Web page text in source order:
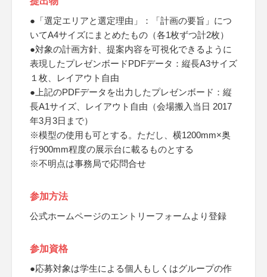
●「選定エリアと選定理由」：「計画の要旨」につ
いてA4サイズにまとめたもの（各1枚ずつ計2枚）
●対象の計画方針、提案内容を可視化できるように
表現したプレゼンボードPDFデータ：縦長A3サイズ
１枚、レイアウト自由
●上記のPDFデータを出力したプレゼンボード：縦
長A1サイズ、レイアウト自由（会場搬入当日 2017
年3月3日まで）
※模型の使用も可とする。ただし、横1200mm×奥
行900mm程度の展示台に載るものとする
※不明点は事務局で応問合せ
参加方法
公式ホームページのエントリーフォームより登録
参加資格
●応募対象は学生による個人もしくはグループの作